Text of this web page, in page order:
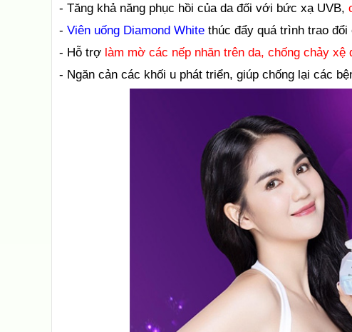
- Tăng khả năng phục hồi của da đối với bức xạ UVB,
- Viên uống Diamond White thúc đẩy quá trình trao
- Hỗ trợ làm mờ các nếp nhăn trên da, chống chảy xệ
- Ngăn cản các khối u phát triển, giúp chống lại các